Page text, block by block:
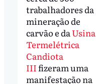
trabalhadores da
mineração de
carvão e daUsina
Termelétrica
Candiota
IIIfizeram uma
manifestação na